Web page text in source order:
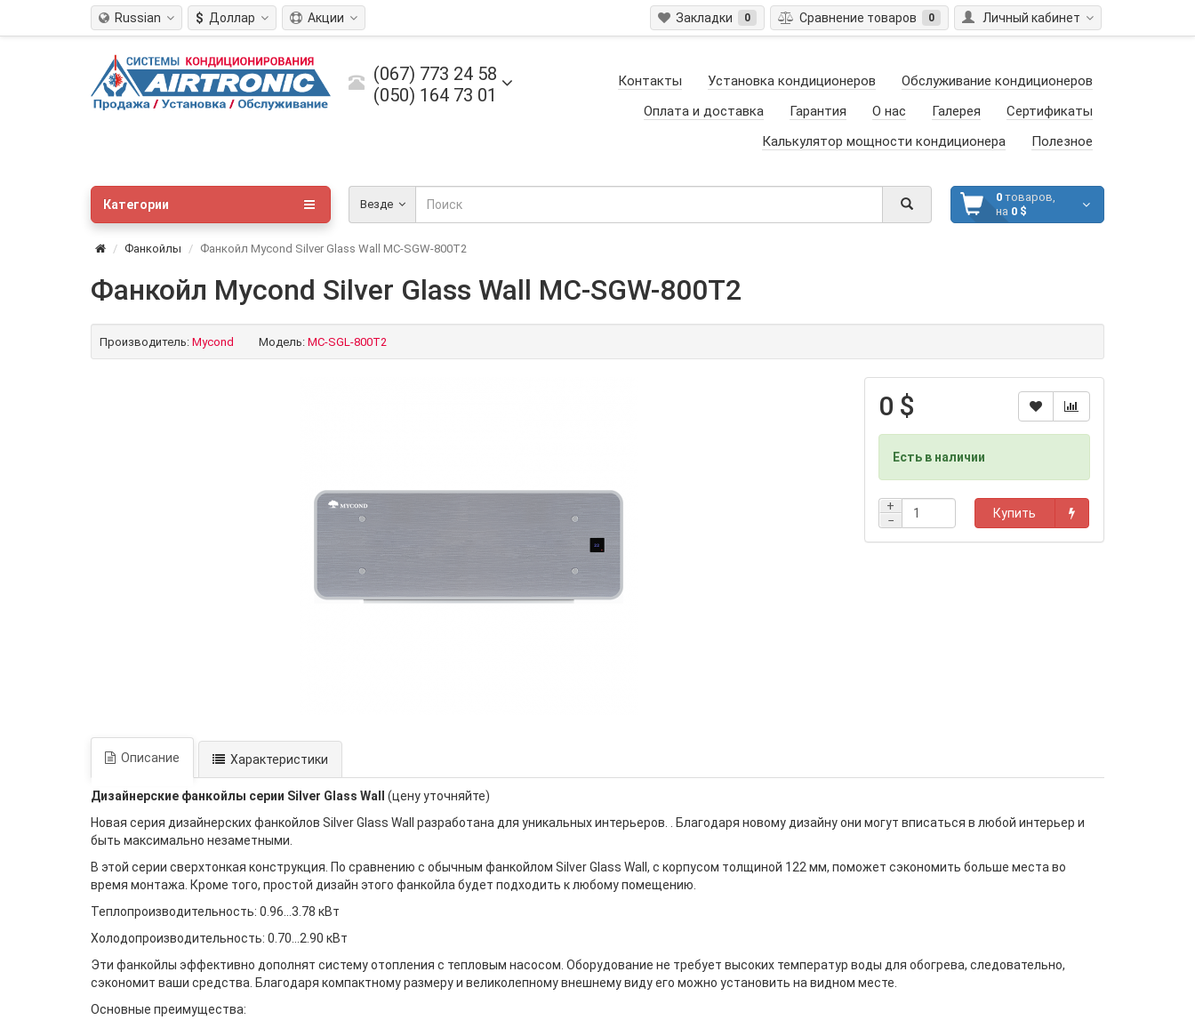
Russian $ Доллар Личный кабинет
Акции Закладки 0 Сравнение товаров 0
(067) 773 24 58
(050) 164 73 01
Контакты Установка кондиционеров
Обслуживание кондиционеров
Оплата и доставка
Гарантия О нас Галерея
Сертификаты
Калькулятор мощности кондиционера
Полезное
Везде
0товаров,
на 0 $
Категории
Фанкойлы Фанкойл Mycond Silver Glass Wall MC-SGW-800T2
Фанкойл Mycond Silver Glass Wall MC-SGW-800T2
Производитель: Mycond Модель: MC-SGL-800T2
0 $
Есть в наличии
+
−
Купить
Описание Характеристики
Дизайнерские фанкойлы ceрии Silver Glass Wall (цену уточняйте)
Новая серия дизайнерских фанкойлов Silver Glass Wall разработана для уникальных интерьеров. . Благодаря новому дизайну они могут вписаться в любой интерьер и
быть максимально незаметными.
В этой серии сверхтонкая конструкция. По сравнению с обычным фанкойлом Silver Glass Wall, с корпусом толщиной 122 мм, поможет сэкономить больше места во
время монтажа. Кроме того, простой дизайн этого фанкойла будет подходить к любому помещению.
Теплопроизводительность: 0.96...3.78 кВт
Холодопроизводительность: 0.70...2.90 кВт
Эти фанкойлы эффективно дополнят систему отопления с тепловым насосом. Оборудование не требует высоких температур воды для обогрева, следовательно,
сэкономит ваши средства. Благодаря компактному размеру и великолепному внешнему виду его можно установить на видном месте.
Основные преимущества: